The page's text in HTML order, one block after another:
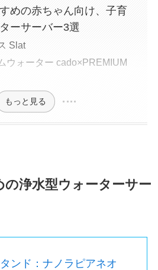
めの赤ちゃん向け、子育
ーサーバー3選
Slat
ウォーター cado×PREMIUM
もっと見る
の浄水型ウォーターサー
ンド：ナノラピアネオ